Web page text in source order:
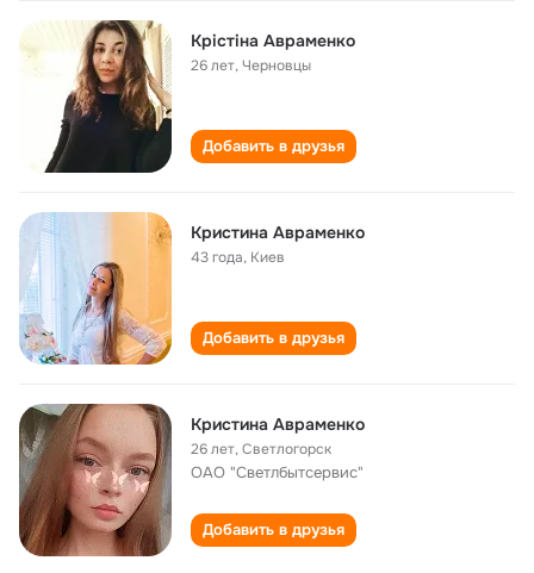
Крістіна Авраменко
26 лет,Черновцы
Добавить в друзья
Кристина Авраменко
43 года, Киев
Добавить в друзья
Кристина Авраменко
26 лет,Светлогорск
ОАО "Светлбытсервис"
Добавить в друзья